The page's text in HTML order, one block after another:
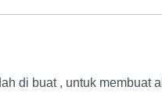
di buat , untuk membuat